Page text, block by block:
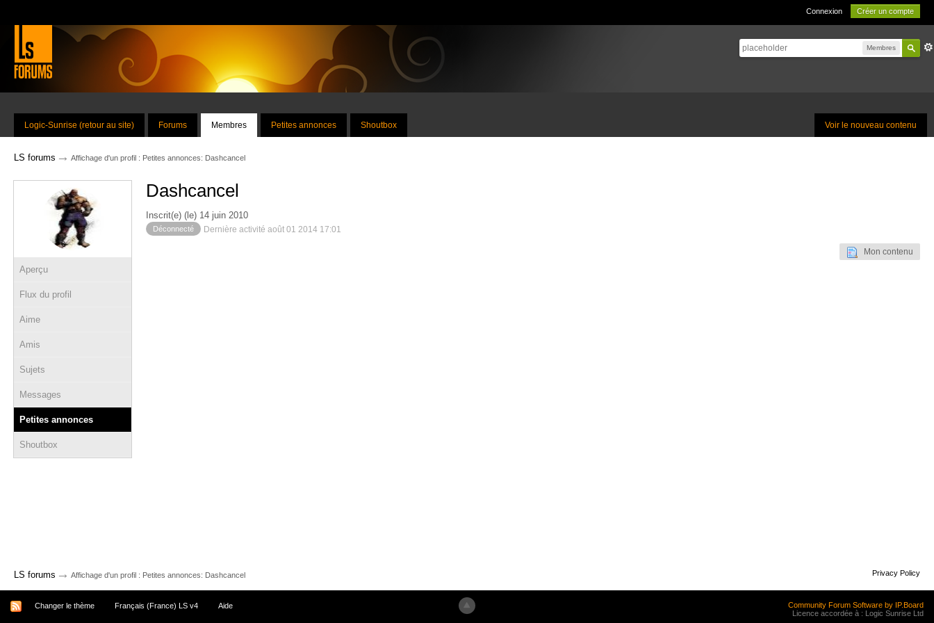
Connexion Créer un compte
Membres
Voir le nouveau contenu
Logic-Sunrise (retour au site) Forums Membres Petites annonces Shoutbox
LS forums → Affichage d'un profil : Petites annonces: Dashcancel
Aperçu
Flux du profil
Aime
Amis
Sujets
Messages
Petites annonces
Shoutbox
Dashcancel
Inscrit(e) (le) 14 juin 2010
Déconnecté Dernière activité août 01 2014 17:01
Mon contenu
LS forums → Affichage d'un profil : Petites annonces: Dashcancel Privacy Policy
Changer le thème Français (France) LS v4 Aide
Community Forum Software by IP.Board
Licence accordée à : Logic Sunrise Ltd